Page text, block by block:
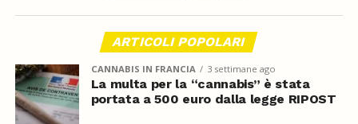
ARTICOLI POPOLARI
CANNABIS IN FRANCIA 3 settimane ago
La multa per la “cannabis” è stata
portata a 500 euro dalla legge RIPOST